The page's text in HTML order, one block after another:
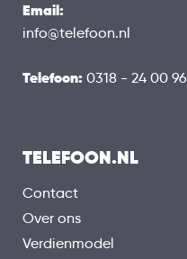
Email:
info@telefoon.nl
Telefoon: 0318 - 24 00 96
TELEFOON.NL
Contact
Over ons
Verdienmodel